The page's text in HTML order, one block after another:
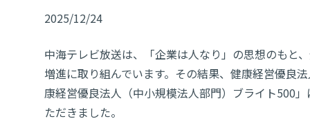
2025/12/24
中海テレビ放送は、「企業は人なり」の思想のもと
増進に取り組んでいます。その結果、健康経営優良
康経営優良法人（中小規模法人部門）ブライト500
ただきました。